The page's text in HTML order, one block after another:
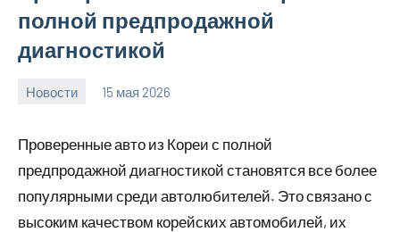
полной предпродажной
диагностикой
Новости 15 мая 2026
Проверенные авто из Кореи с полной
предпродажной диагностикой становятся все более
популярными среди автолюбителей. Это связано с
высоким качеством корейских автомобилей, их